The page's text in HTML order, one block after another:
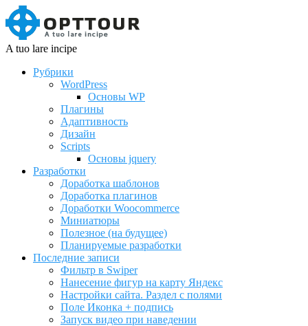
A tuo lare incipe
Рубрики
WordPress
Основы WP
Плагины
Адаптивность
Дизайн
Scripts
Основы jquery
Разработки
Доработка шаблонов
Доработка плагинов
Доработки Woocommerce
Миниатюры
Полезное (на будущее)
Планируемые разработки
Последние записи
Фильтр в Swiper
Нанесение фигур на карту Яндекс
Настройки сайта. Раздел с полями
Поле Иконка + подпись
Запуск видео при наведении